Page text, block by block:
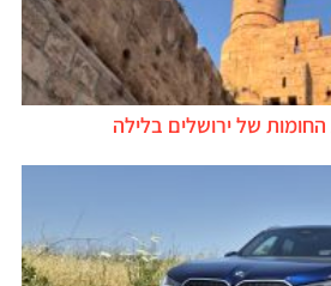
של ירושלים בלילה